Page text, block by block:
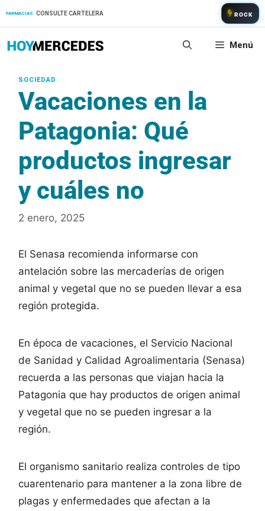
FARMACIAS: CONSULTE CARTELERA ROCK
Menú
Vacaciones en la
Patagonia: Qué
productos ingresar
y cuáles no
2 enero, 2025
El Senasa recomienda informarse con
antelación sobre las mercaderías de origen
animal y vegetal que no se pueden llevar a esa
región protegida.
En época de vacaciones, el Servicio Nacional
de Sanidad y Calidad Agroalimentaria (Senasa)
recuerda a las personas que viajan hacia la
Patagonia que hay productos de origen animal
y vegetal que no se pueden ingresar a la
región.
El organismo sanitario realiza controles de tipo
cuarentenario para mantener a la zona libre de
plagas y enfermedades que afectan a la